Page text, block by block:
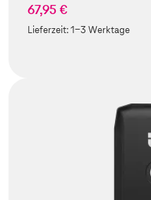
67,95 €
Lieferzeit:1-3 Werktage